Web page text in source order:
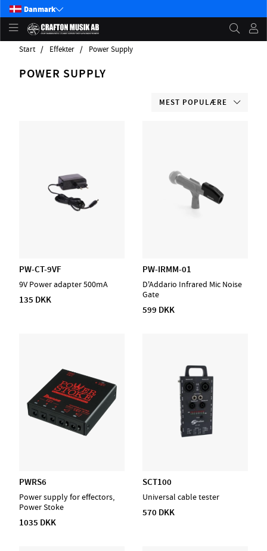
Danmark
Start Effekter Power Supply
POWER SUPPLY
MEST POPULÆRE
PW-CT-9VF
9V Power adapter 500mA
135 DKK
PW-IRMM-01
D'Addario Infrared Mic Noise
Gate
599 DKK
PWRS6
Power supply for effectors,
Power Stoke
1035 DKK
SCT100
Universal cable tester
570 DKK